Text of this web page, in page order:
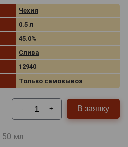
Чехия
0.5 л
45.0%
Слива
12940
Только самовывоз
- + В заявку
50 мл